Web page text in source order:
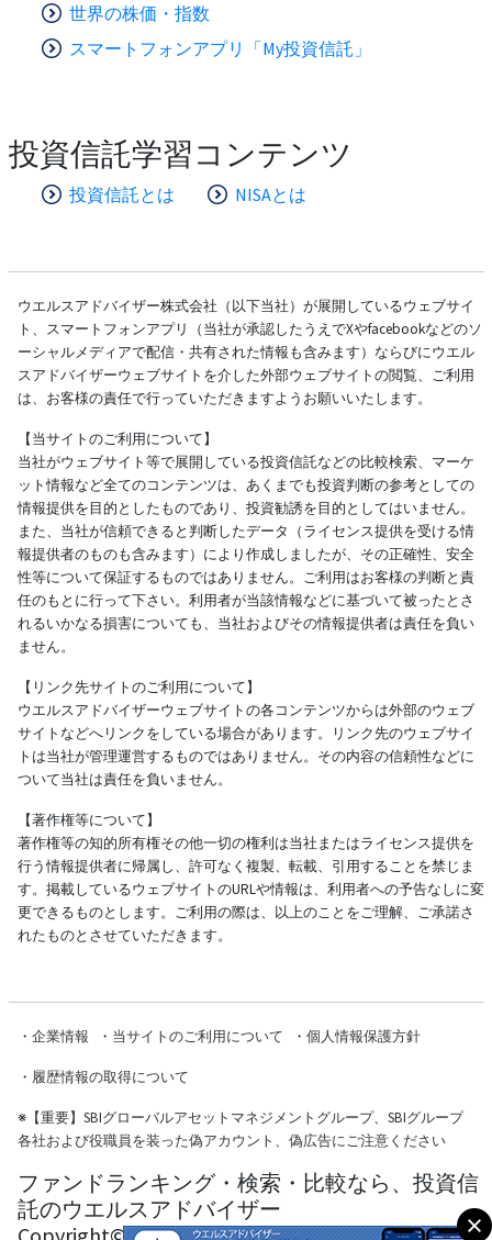
世界の株価・指数
スマートフォンアプリ「My投資信託」
投資信託学習コンテンツ
投資信託とは NISAとは
ウエルスアドバイザー株式会社（以下当社）が展開しているウェブサイ
ト、スマートフォンアプリ（当社が承認したうえでXやfacebookなどのソ
ーシャルメディアで配信・共有された情報も含みます）ならびにウエル
スアドバイザーウェブサイトを介した外部ウェブサイトの閲覧、ご利用
は、お客様の責任で行っていただきますようお願いいたします。
【当サイトのご利用について】
当社がウェブサイト等で展開している投資信託などの比較検索、マーケ
ット情報など全てのコンテンツは、あくまでも投資判断の参考としての
情報提供を目的としたものであり、投資勧誘を目的としてはいません。
また、当社が信頼できると判断したデータ（ライセンス提供を受ける情
報提供者のものも含みます）により作成しましたが、その正確性、安全
性等について保証するものではありません。ご利用はお客様の判断と責
任のもとに行って下さい。利用者が当該情報などに基づいて被ったとさ
れるいかなる損害についても、当社およびその情報提供者は責任を負い
ません。
【リンク先サイトのご利用について】
ウエルスアドバイザーウェブサイトの各コンテンツからは外部のウェブ
サイトなどへリンクをしている場合があります。リンク先のウェブサイ
トは当社が管理運営するものではありません。その内容の信頼性などに
ついて当社は責任を負いません。
【著作権等について】
著作権等の知的所有権その他一切の権利は当社またはライセンス提供を
行う情報提供者に帰属し、許可なく複製、転載、引用することを禁じま
す。掲載しているウェブサイトのURLや情報は、利用者への予告なしに変
更できるものとします。ご利用の際は、以上のことをご理解、ご承諾さ
れたものとさせていただきます。
・ 企業情報 ・ 当サイトのご利用について ・ 個人情報保護方針
・ 履歴情報の取得について
※【重要】SBIグローバルアセットマネジメントグループ、SBIグループ
各社および役職員を装った偽アカウント、偽広告にご注意ください
ファンドランキング・検索・比較なら、投資信
託のウエルスアドバイザー